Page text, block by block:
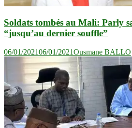
Soldats tombés au Mali: Parly
“jusqu’au dernier souffle”
06/01/202106/01/2021Ousmane BALLO